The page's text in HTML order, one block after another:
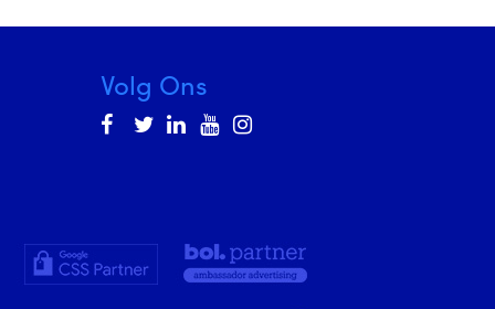
Volg Ons